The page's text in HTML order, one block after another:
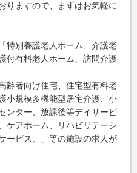
りますので、まずはお気軽に
特別養護老人ホーム、介護老
付有料老人ホーム、訪問介護
齢者向け住宅、住宅型有料老
小規模多機能型居宅介護、小
ンター、放課後等デイサービ
ケアホーム、リハビリテーシ
ービス、」等の施設の求人が